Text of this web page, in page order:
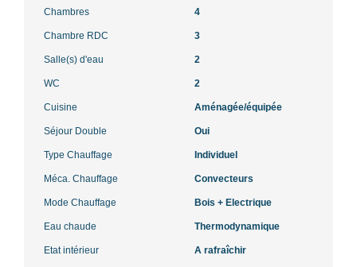
Chambres 4
Chambre RDC 3
Salle(s) d'eau 2
WC 2
Cuisine Aménagée/équipée
Séjour Double Oui
Type Chauffage Individuel
Méca. Chauffage Convecteurs
Mode Chauffage Bois + Electrique
Eau chaude Thermodynamique
Etat intérieur A rafraîchir